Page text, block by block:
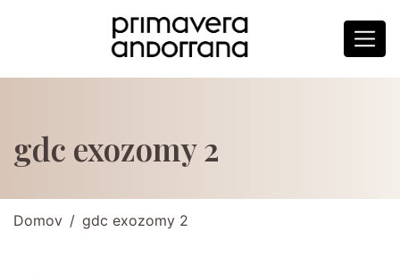
gdc exozomy 2
Domov gdc exozomy 2